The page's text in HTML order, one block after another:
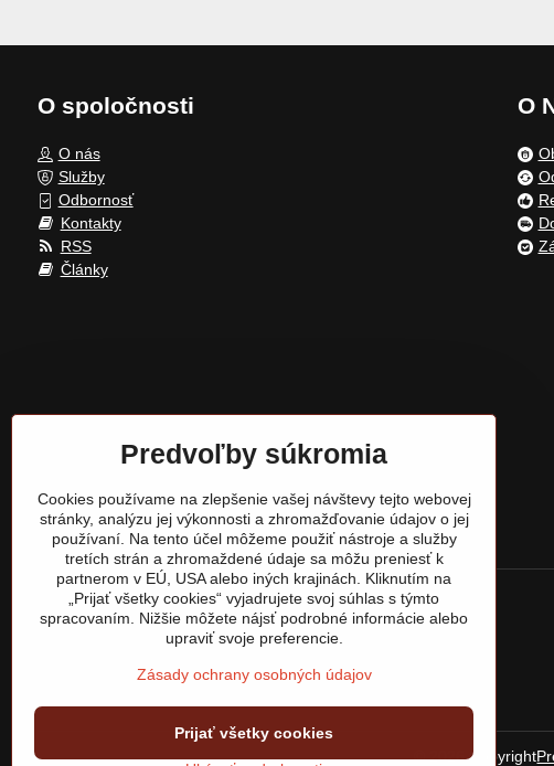
O spoločnosti
O nás
Služby
Odbornosť
Kontakty
RSS
Články
O
©2026Copyright
Predvoľby súkromia
Cookies používame na zlepšenie vašej návštevy tejto webovej
stránky, analýzu jej výkonnosti a zhromažďovanie údajov o jej
používaní. Na tento účel môžeme použiť nástroje a služby
tretích strán a zhromaždené údaje sa môžu preniesť k
partnerom v EÚ, USA alebo iných krajinách. Kliknutím na
„Prijať všetky cookies“ vyjadrujete svoj súhlas s týmto
spracovaním. Nižšie môžete nájsť podrobné informácie alebo
upraviť svoje preferencie.
Zásady ochrany osobných údajov
Prijať všetky cookies